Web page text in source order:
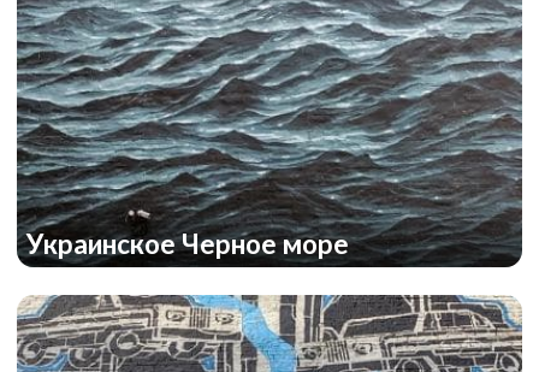
Украинское Черное море